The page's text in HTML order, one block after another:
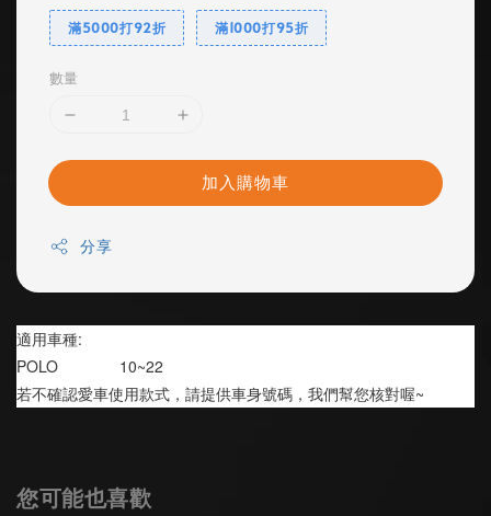
滿5000打92折 滿1000打95折
數量
加入購物車
分享
適用車種:
POLO              10~22
若不確認愛車使用款式，請提供車身號碼，我們幫您核對喔~
您可能也喜歡